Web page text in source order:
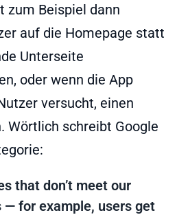
zum Beispiel dann
auf die Homepage statt
Unterseite
oder wenn die App
versucht, einen
Wörtlich schreibt Google
that don’t meet our
for example, users get